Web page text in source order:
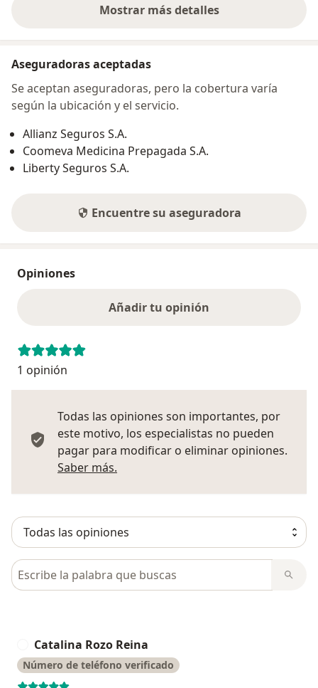
Mostrar más detalles
sobre la dirección
Aseguradoras aceptadas
Se aceptan aseguradoras, pero la cobertura varía
según la ubicación y el servicio.
Allianz Seguros S.A.
Coomeva Medicina Prepagada S.A.
Liberty Seguros S.A.
Encuentre su aseguradora
Opiniones
Añadir tu opinión
1 opinión
Todas las opiniones son importantes, por
este motivo, los especialistas no pueden
pagar para modificar o eliminar opiniones.
Saber más.
Busca en opiniones
Catalina Rozo Reina
Número de teléfono verificado